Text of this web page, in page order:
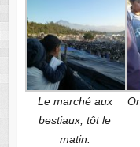
Le marché aux
bestiaux, tôt le
matin.